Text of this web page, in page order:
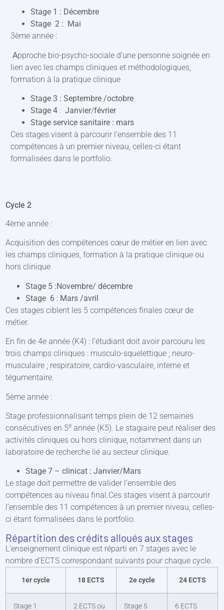
Stage 1 : Décembre
Stage 2 : Mai
3ème année :
Approche bio-psycho-sociale d’une personne soignée en
lien avec les champs cliniques et méthodologiques,
formation à la pratique clinique
Stage 3 : Septembre /octobre
Stage 4 :Janvier/février
Stage service sanitaire : mars
Ces stages visent à parcourir l’ensemble des 11
compétences à un premier niveau, celles-ci étant
formalisées dans le portfolio.
Cycle 2
4ème année :
Acquisition des compétences cœur de métier en lien avec
les champs cliniques, formation à la pratique clinique ou
hors clinique
Stage 5 :Novembre/ décembre
Stage 6 : Mars /avril
Ces stages ciblent les 5 compétences finales cœur de
métier.
En fin de 4e année (K4) : l’étudiant doit avoir parcouru les
trois champs cliniques : musculo-squelettique ; neuro-
musculaire ; respiratoire, cardio-vasculaire, interne et
tégumentaire.
5ème année :
Stage professionnalisant temps plein de 12 semaines
consécutives en 5e année (K5). Le stagiaire peut réaliser des
activités cliniques ou hors clinique, notamment dans un
laboratoire de recherche lié au secteur clinique.
Stage 7 – clinicat : Janvier/Mars
Le stage doit permettre de valider l’ensemble des
compétences au niveau final.Ces stages visent à parcourir
l’ensemble des 11 compétences à un premier niveau, celles-
ci étant formalisées dans le portfolio.
Répartition des crédits alloués aux stages
L’enseignement clinique est réparti en 7 stages avec le
nombre d’ECTS correspondant suivants pour chaque cycle.
1er cycle 18 ECTS 2e cycle 24 ECTS
Stage 1 2 ECTS ou Stage 5 6 ECTS